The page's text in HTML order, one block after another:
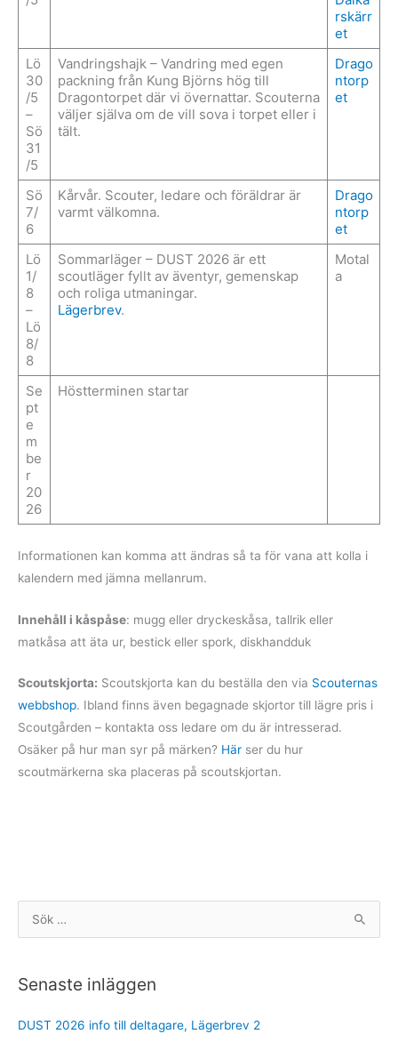
rskärr
et
Lö
30
/5
–
Sö
31
/5
Vandringshajk – Vandring med egen
packning från Kung Björns hög till
Dragontorpet där vi övernattar. Scouterna
väljer själva om de vill sova i torpet eller i
tält.
Drago
ntorp
et
Sö
7/
6
Kårvår. Scouter, ledare och föräldrar är
varmt välkomna.
Drago
ntorp
et
Lö
1/
8
–
Lö
8/
8
Sommarläger – DUST 2026 är ett
scoutläger fyllt av äventyr, gemenskap
och roliga utmaningar.
Lägerbrev.
Motal
a
Se
pt
e
m
be
r
20
26
Höstterminen startar
Informationen kan komma att ändras så ta för vana att kolla i
kalendern med jämna mellanrum.
Innehåll i kåspåse: mugg eller dryckeskåsa, tallrik eller
matkåsa att äta ur, bestick eller spork, diskhandduk
Scoutskjorta: Scoutskjorta kan du beställa den via Scouternas
webbshop. Ibland finns även begagnade skjortor till lägre pris i
Scoutgården – kontakta oss ledare om du är intresserad.
Osäker på hur man syr på märken? Här ser du hur
scoutmärkerna ska placeras på scoutskjortan.
ö
e
t
Senaste inläggen
DUST 2026 info till deltagare, Lägerbrev 2